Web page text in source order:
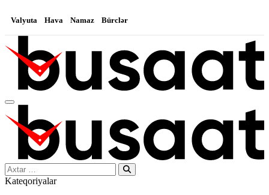
Valyuta Hava Namaz Bürclər
Search…
Kateqoriyalar